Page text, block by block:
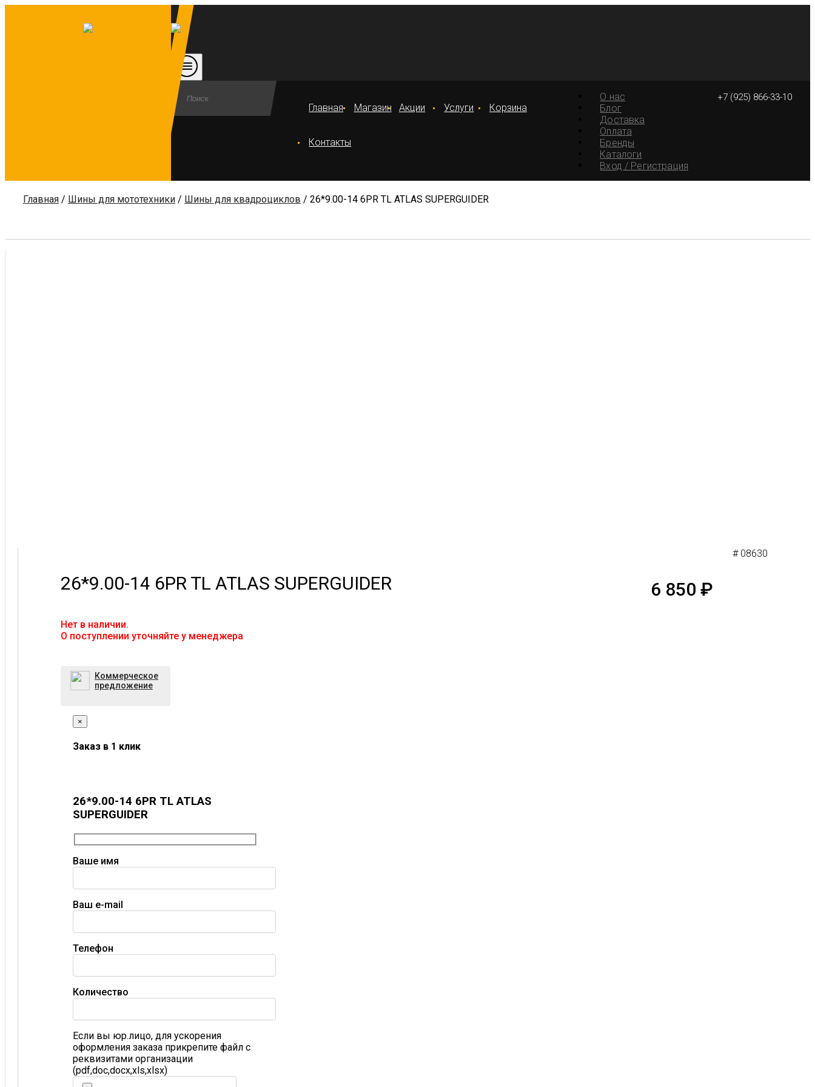
+7 (925) 866-33-10
О нас
Блог
Доставка
Оплата
Бренды
Каталоги
Вход / Регистрация
Главная Магазин Акции Услуги Корзина
Контакты
Главная / Шины для мототехники / Шины для квадроциклов / 26*9.00-14 6PR TL ATLAS SUPERGUIDER
# 08630
26*9.00-14 6PR TL ATLAS SUPERGUIDER 6 850 ₽
Нет в наличии.
O поступлении уточняйте у менеджера
Коммерческое
предложение
×
Заказ в 1 клик
26*9.00-14 6PR TL ATLAS
SUPERGUIDER
Ваше имя
Ваш e-mail
Телефон
Количество
Если вы юр.лицо, для ускорения
оформления заказа прикрепите файл с
реквизитами организации
(pdf,doc,docx,xls,xlsx)